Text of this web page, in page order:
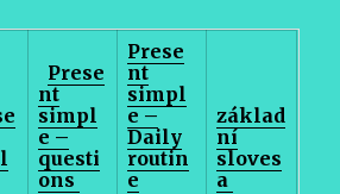
Prese
nt
simpl
e –
questi
ons
Prese
nt
simpl
e –
Daily
routin
e
základ
ní
sloves
a